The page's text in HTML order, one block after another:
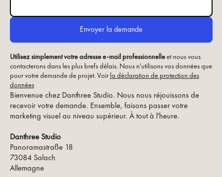
Bienvenue chez Danthree Studio. Nous nous réjouissons de
recevoir votre demande. Ensemble, faisons passer votre
marketing visuel au niveau supérieur. À tout à l'heure.
Danthree Studio
Panoramastraße 18
73084 Salach
Allemagne
Utilisez simplement votre adresse e-mail professionnelleet nous vous
contacterons dans les plus brefs délais. Nous n'utilisons vos données que
pour votre demande de projet. Voir la déclaration de protection des
données